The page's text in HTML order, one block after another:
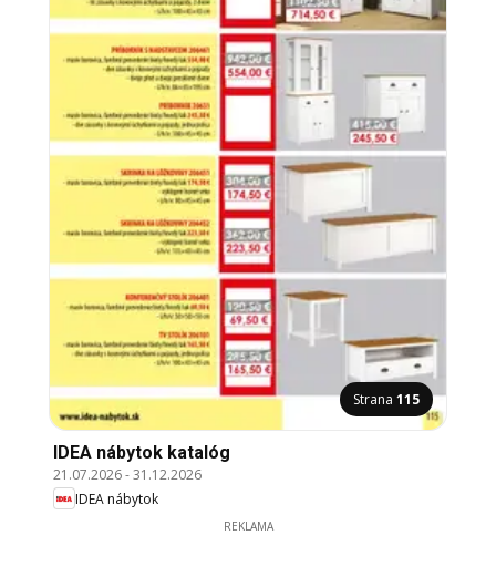
Strana 115
IDEA nábytok katalóg
21.07.2026-31.12.2026
IDEA nábytok
REKLAMA